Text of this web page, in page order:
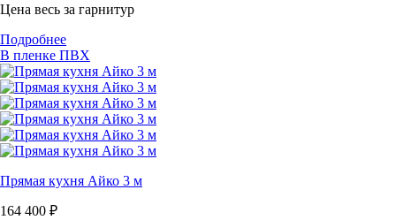
Цена весь за гарнитур
Подробнее
В пленке ПВХ
Прямая кухня Айко 3 м
164 400 ₽